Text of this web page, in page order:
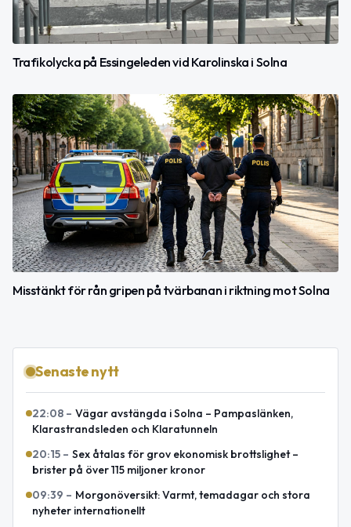
Trafikolycka på Essingeleden vid Karolinska i Solna
Misstänkt för rån gripen på tvärbanan i riktning mot Solna
Senaste nytt
22:08 – Vägar avstängda i Solna – Pampaslänken,
Klarastrandsleden och Klaratunneln
20:15 – Sex åtalas för grov ekonomisk brottslighet –
brister på över 115 miljoner kronor
09:39 – Morgonöversikt: Varmt, temadagar och stora
nyheter internationellt